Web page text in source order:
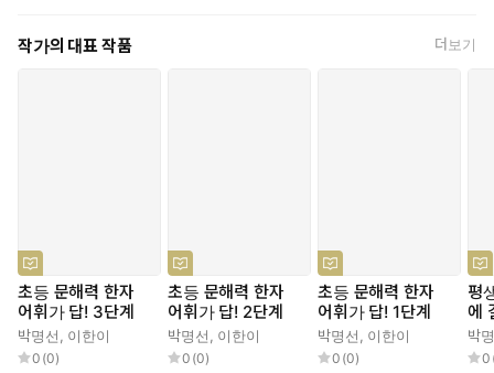
변화가 일어나는 학년이 바로 초등학교 5학년이기 때문이다. 이에
하고, 중·고등학교까지 이어질 자기 주도 공부 습관을 어떻게 형성
할지 과목별로 구체적으로 다루었다. Chapter 5~7에서는 초등학
교 5학년 아이들의 사생활 중 부모님들이 많이 고민하는 대표적인
주제인 스마트폰, 교우 관계, 사춘기에 관해 다루었다. 그전과 달라
진 아이를 어떻게 대해야 하는지 막막하고 불안한 부모, 아이를 교
이 된 아이를 키우고 있는 학부모이기도 합니다. 교직 생활을 통해
쌓은 교육 정보와 경험을 블로그를 통해 나누고 있으며 아이들과 함
살이를 연구하여 보고서를 작성하기도 했습니다.
작가의 대표 작품 더보기
초등 문해력 한자
어휘가 답! 3단계
박명선, 이한이
0 (0)
초등 문해력 한자
어휘가 답! 2단계
박명선, 이한이
0 (0)
초등 문해력 한자
어휘가 답! 1단계
박명선, 이한이
0 (0)
평
에
박
0